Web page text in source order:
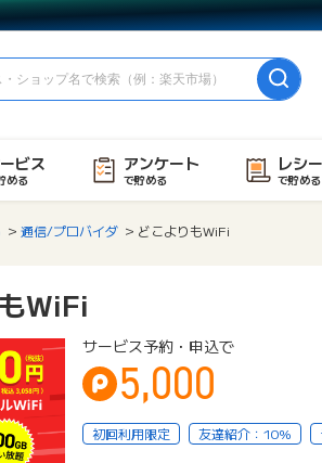
ビス
める
アンケート
で貯める
レシ
で貯める
通信/プロバイダ どこよりもWiFi
WiFi
サービス予約・申込で
5,000
初回利用限定 友達紹介：10%